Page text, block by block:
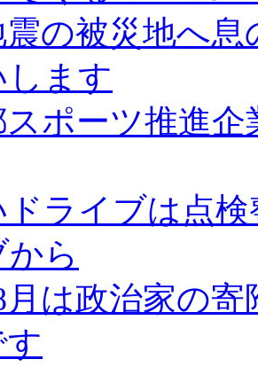
の被災地へ息
します
ポーツ推進
ドライブは点
ら
月は政治家の寄
す